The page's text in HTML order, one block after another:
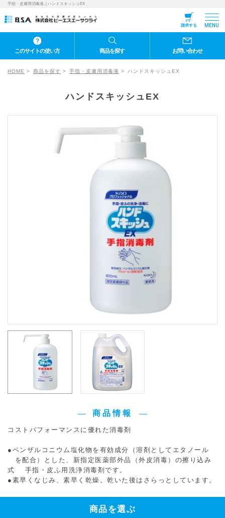
手指・皮膚用消毒液, | ハンドスキッシュEX
請求する MENU
このサイトの使い方 商品を探す お問い合わせ
HOME 商品を探す 手指・皮膚用消毒液 ハンドスキッシュEX
ハンドスキッシュEX
商品情報
コストパフォーマンスに優れた消毒剤
●ベンザルコニウム塩化物を有効成分（溶剤としてエタノール
を配合）とした、新指定医薬部外品（外皮消毒）の擦り込み
式 手指・皮ふ用洗浄消毒剤です。
●素早くなじみ、素早く乾燥。乾いた後はさらっとしています。
商品を選ぶ